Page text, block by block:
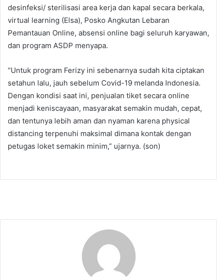
desinfeksi/ sterilisasi area kerja dan kapal secara berkala,
virtual learning (Elsa), Posko Angkutan Lebaran
Pemantauan Online, absensi online bagi seluruh karyawan,
dan program ASDP menyapa.
“Untuk program Ferizy ini sebenarnya sudah kita ciptakan
setahun lalu, jauh sebelum Covid-19 melanda Indonesia.
Dengan kondisi saat ini, penjualan tiket secara online
menjadi keniscayaan, masyarakat semakin mudah, cepat,
dan tentunya lebih aman dan nyaman karena physical
distancing terpenuhi maksimal dimana kontak dengan
petugas loket semakin minim,” ujarnya. (son)